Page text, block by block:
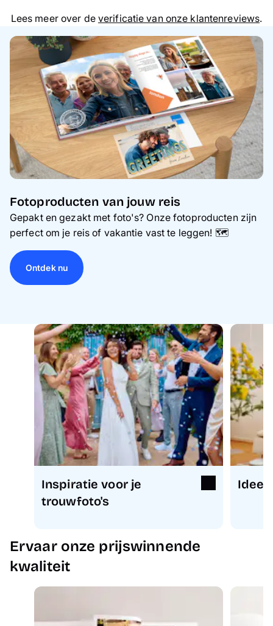
Lees meer over de verificatie van onze klantenreviews.
Fotoproducten van jouw reis
Gepakt en gezakt met foto's? Onze fotoproducten zijn
perfect om je reis of vakantie vast te leggen! 🗺️
Ontdek nu
Inspiratie voor je
trouwfoto's
Ervaar onze prijswinnende
kwaliteit